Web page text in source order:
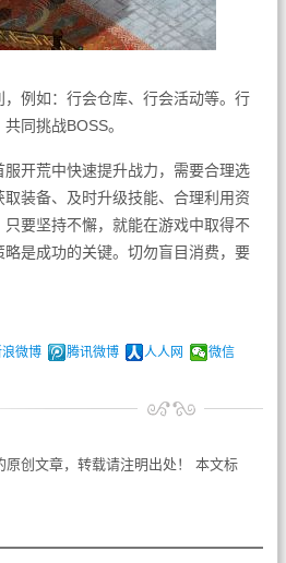
例如：行会仓库、行会活动等。行
同挑战BOSS。
开荒中快速提升战力，需要合理选
装备、及时升级技能、合理利用资
要坚持不懈，就能在游戏中取得不
是成功的关键。切勿盲目消费，要
微博 腾讯微博 人人网 微信
创文章，转载请注明出处！ 本文标